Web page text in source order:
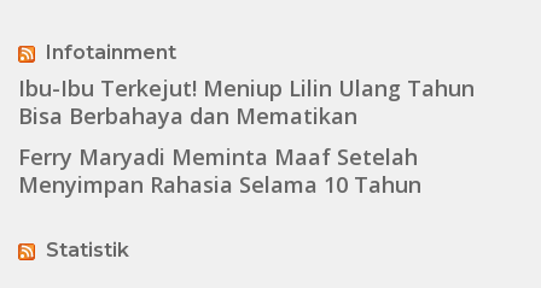
Infotainment
Ibu-Ibu Terkejut! Meniup Lilin Ulang Tahun
Bisa Berbahaya dan Mematikan
Ferry Maryadi Meminta Maaf Setelah
Menyimpan Rahasia Selama 10 Tahun
Statistik